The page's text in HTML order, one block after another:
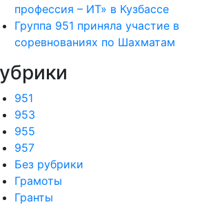
профессия – ИТ» в Кузбассе
Группа 951 приняла участие в
соревнованиях по Шахматам
951
953
955
957
Без рубрики
Грамоты
Гранты